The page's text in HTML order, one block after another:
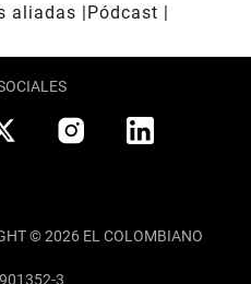
aliadas
Pódcast
© 2026 EL COLOMBIANO
3